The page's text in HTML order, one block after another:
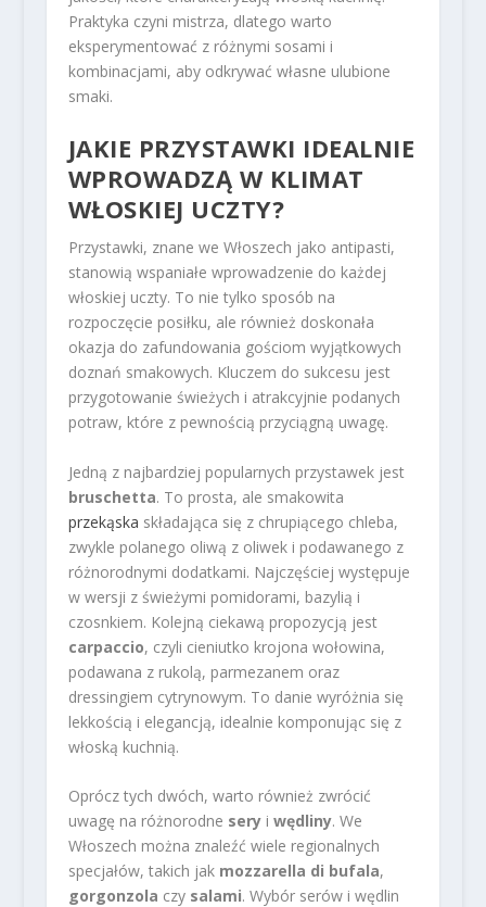
Praktyka czyni mistrza, dlatego warto
eksperymentować z różnymi sosami i
kombinacjami, aby odkrywać własne ulubione
smaki.
JAKIE PRZYSTAWKI IDEALNIE
WPROWADZĄ W KLIMAT
WŁOSKIEJ UCZTY?
Przystawki, znane we Włoszech jako antipasti,
stanowią wspaniałe wprowadzenie do każdej
włoskiej uczty. To nie tylko sposób na
rozpoczęcie posiłku, ale również doskonała
okazja do zafundowania gościom wyjątkowych
doznań smakowych. Kluczem do sukcesu jest
przygotowanie świeżych i atrakcyjnie podanych
potraw, które z pewnością przyciągną uwagę.
Jedną z najbardziej popularnych przystawek jest
bruschetta. To prosta, ale smakowita
przekąska składająca się z chrupiącego chleba,
zwykle polanego oliwą z oliwek i podawanego z
różnorodnymi dodatkami. Najczęściej występuje
w wersji z świeżymi pomidorami, bazylią i
czosnkiem. Kolejną ciekawą propozycją jest
carpaccio, czyli cieniutko krojona wołowina,
podawana z rukolą, parmezanem oraz
dressingiem cytrynowym. To danie wyróżnia się
lekkością i elegancją, idealnie komponując się z
włoską kuchnią.
Oprócz tych dwóch, warto również zwrócić
uwagę na różnorodne seryi wędliny. We
Włoszech można znaleźć wiele regionalnych
specjałów, takich jak mozzarella di bufala,
gorgonzola czy salami. Wybór serów i wędlin